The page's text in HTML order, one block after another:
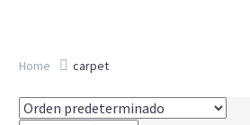
Home carpet